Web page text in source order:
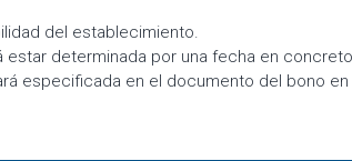
del establecimiento.
estar determinada por una fecha en
especificada en el documento del bono en